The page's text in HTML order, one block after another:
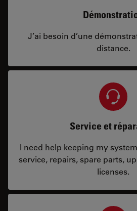
J’ai besoin d’une
distance.
Service et
I need help keeping my
service, repairs, spare parts,
licenses.